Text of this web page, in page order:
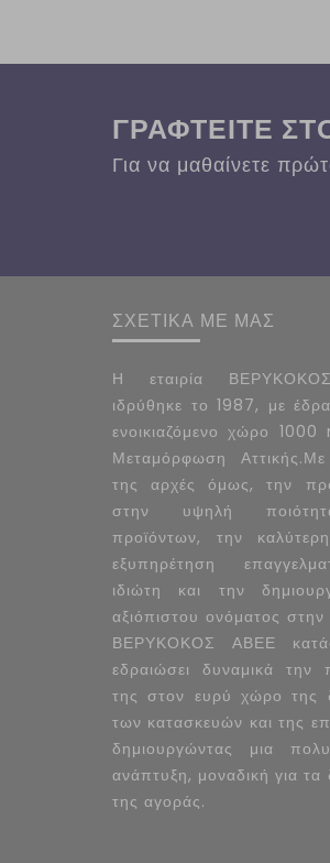
ΓΡΑΦΤΕΙΤΕ
Για να μαθαίνετε
ΣΧΕΤΙΚΑ ΜΕ ΜΑΣ
Η εταιρία
ιδρύθηκε το 1987, με
ενοικιαζόμενο χώρο
Μεταμόρφωση Αττικής.Με
της αρχές όμως, την
στην υψηλή
προϊόντων, την
εξυπηρέτηση
ιδιώτη και την
αξιόπιστου ονόματος
ΒΕΡΥΚΟΚΟΣ ΑΒΕΕ
εδραιώσει δυναμικά την
της στον ευρύ χώρο της
των κατασκευών και της
δημιουργώντας μια
ανάπτυξη, μοναδική για τα
της αγοράς.